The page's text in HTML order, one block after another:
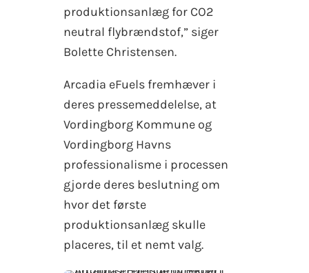
produktionsanlæg for CO2
neutral flybrændstof,” siger
Bolette Christensen.
Arcadia eFuels fremhæver i
deres pressemeddelelse, at
Vordingborg Kommune og
Vordingborg Havns
professionalisme i processen
gjorde deres beslutning om
hvor det første
produktionsanlæg skulle
placeres, til et nemt valg.